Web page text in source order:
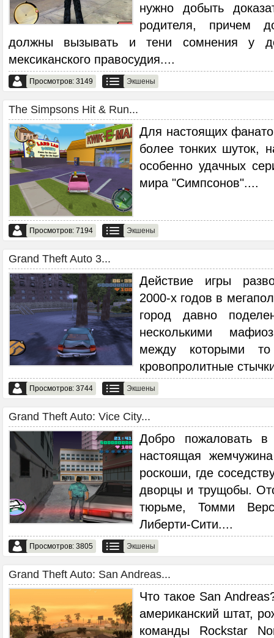
нужно добыть
родителя, причем
должны вызывать и тени сомнения у
мексиканского правосудия....
Просмотров: 3149 Экшены
The Simpsons Hit & Run...
Для настоящих
более тонких шуток,
особенно удачных
мира "Симпсонов"....
Просмотров: 7194 Экшены
Grand Theft Auto 3...
Действие игры
2000-х годов в
город давно
несколькими
между которыми
кровопролитные
Просмотров: 3744 Экшены
Grand Theft Auto: Vice City...
Добро пожаловать
настоящая
роскоши, где
дворцы и трущобы.
тюрьме, Томми
Либерти-Cити....
Просмотров: 3805 Экшены
Grand Theft Auto: San Andreas...
Что такое San
американский штат,
команды Rockstar